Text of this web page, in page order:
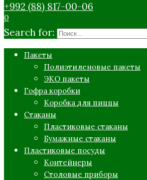
+992 (88) 817-00-06
0
Search for:
Пакеты
Полиэтиленовые пакеты
ЭКО пакеты
Гофра коробки
Коробка для пиццы
Стаканы
Пластиковые стаканы
Бумажные стаканы
Пластиковые посуды
Контейнеры
Столовые приборы